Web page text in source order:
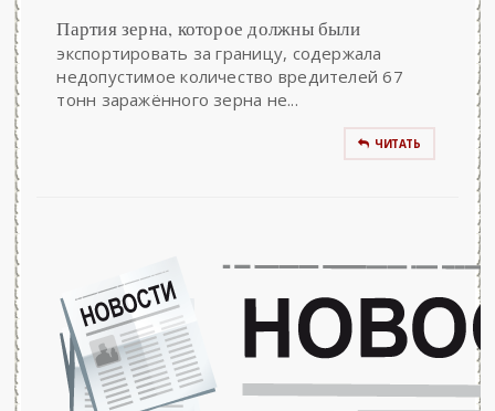
Партия зерна, которое должны были
экспортировать за границу, содержала
недопустимое количество вредителей 67
тонн заражённого зерна не...
ЧИТАТЬ